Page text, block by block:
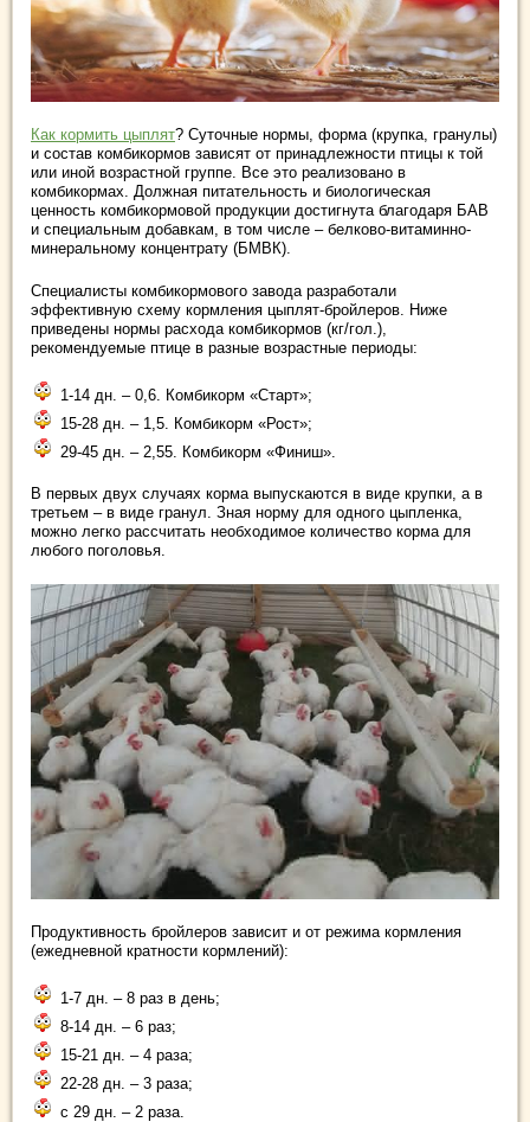
Как кормить цыплят? Суточные нормы, форма (крупка, гранулы)
и состав комбикормов зависят от принадлежности птицы к той
или иной возрастной группе. Все это реализовано в
комбикормах. Должная питательность и биологическая
ценность комбикормовой продукции достигнута благодаря БАВ
и специальным добавкам, в том числе – белково-витаминно-
минеральному концентрату (БМВК).
Специалисты комбикормового завода разработали
эффективную схему кормления цыплят-бройлеров. Ниже
приведены нормы расхода комбикормов (кг/гол.),
рекомендуемые птице в разные возрастные периоды:
1-14 дн. – 0,6. Комбикорм «Старт»;
15-28 дн. – 1,5. Комбикорм «Рост»;
29-45 дн. – 2,55. Комбикорм «Финиш».
В первых двух случаях корма выпускаются в виде крупки, а в
третьем – в виде гранул. Зная норму для одного цыпленка,
можно легко рассчитать необходимое количество корма для
любого поголовья.
Продуктивность бройлеров зависит и от режима кормления
(ежедневной кратности кормлений):
1-7 дн. – 8 раз в день;
8-14 дн. – 6 раз;
15-21 дн. – 4 раза;
22-28 дн. – 3 раза;
с 29 дн. – 2 раза.